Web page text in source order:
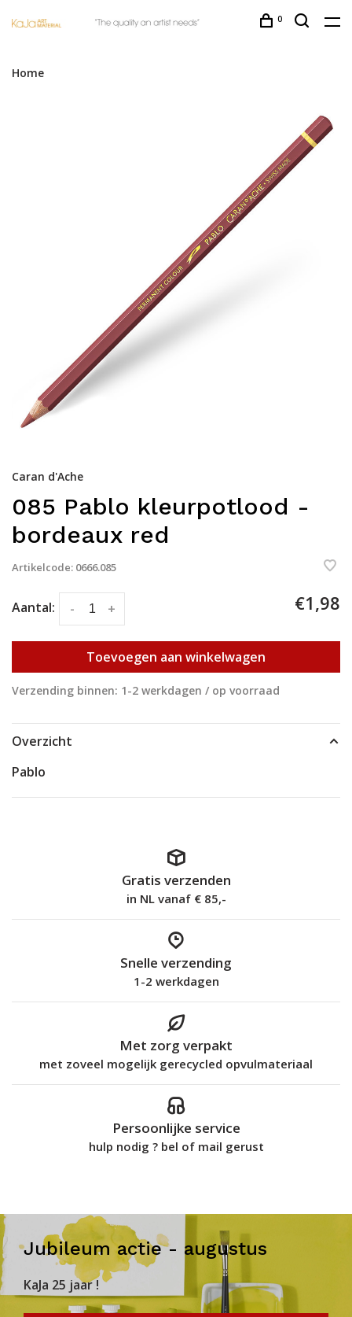
0
Home
Caran d'Ache
085 Pablo kleurpotlood -
bordeaux red
Artikelcode: 0666.085
Aantal: +
- €1,98
Toevoegen aan winkelwagen
Verzending binnen: 1-2 werkdagen / op voorraad
Overzicht
Pablo
Gratis verzenden
in NL vanaf € 85,-
Snelle verzending
1-2 werkdagen
Met zorg verpakt
met zoveel mogelijk gerecycled opvulmateriaal
Persoonlijke service
hulp nodig ? bel of mail gerust
Jubileum actie - augustus
KaJa 25 jaar !